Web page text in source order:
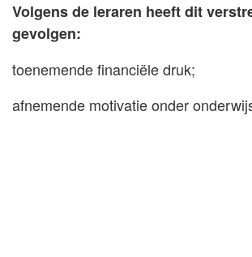
Volgens de leraren heeft dit
gevolgen:
toenemende financiële druk;
afnemende motivatie onder